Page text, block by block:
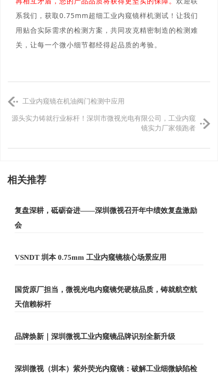
系我们，获取0.75mm超细工业内窥镜样机测试！让我们
用贴合实际需求的检测方案，共同攻克精密制造的检测难
关，让每一个微小细节都经得起品质的考验。
工业内窥镜在机油阀门检测中应用
源头实力铸就行业标杆！深圳市微视光电有限公司，工业内窥
镜实力厂家领跑者
相关推荐
复盘深耕，砥砺奋进——深圳微视召开年中绩效复盘激励
会
VSNDT 圳本 0.75mm 工业内窥镜核心场景应用
国货原厂担当，微视光电内窥镜凭硬核品质，铸就航空航
天信赖标杆
品牌焕新｜深圳微视工业内窥镜品牌识别全新升级
深圳微视（圳本）紫外荧光内窥镜：破解工业细微缺陷检